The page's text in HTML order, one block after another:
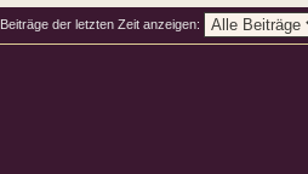
Beiträge der letzten Zeit anzeigen: